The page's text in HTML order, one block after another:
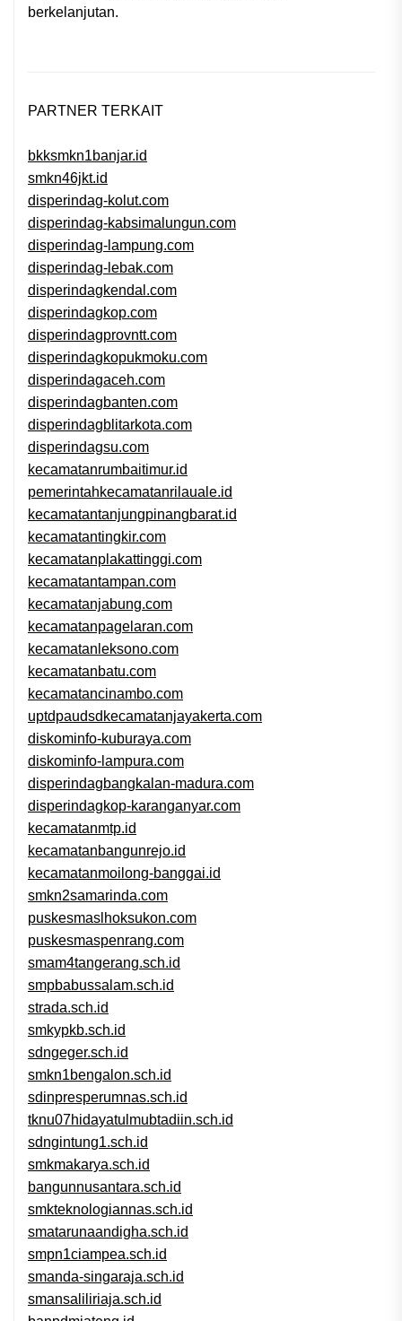
berkelanjutan.
PARTNER TERKAIT
bkksmkn1banjar.id
smkn46jkt.id
disperindag-kolut.com
disperindag-kabsimalungun.com
disperindag-lampung.com
disperindag-lebak.com
disperindagkendal.com
disperindagkop.com
disperindagprovntt.com
disperindagkopukmoku.com
disperindagaceh.com
disperindagbanten.com
disperindagblitarkota.com
disperindagsu.com
kecamatanrumbaitimur.id
pemerintahkecamatanrilauale.id
kecamatantanjungpinangbarat.id
kecamatantingkir.com
kecamatanplakattinggi.com
kecamatantampan.com
kecamatanjabung.com
kecamatanpagelaran.com
kecamatanleksono.com
kecamatanbatu.com
kecamatancinambo.com
uptdpaudsdkecamatanjayakerta.com
diskominfo-kuburaya.com
diskominfo-lampura.com
disperindagbangkalan-madura.com
disperindagkop-karanganyar.com
kecamatanmtp.id
kecamatanbangunrejo.id
kecamatanmoilong-banggai.id
smkn2samarinda.com
puskesmaslhoksukon.com
puskesmaspenrang.com
smam4tangerang.sch.id
smpbabussalam.sch.id
strada.sch.id
smkypkb.sch.id
sdngeger.sch.id
smkn1bengalon.sch.id
sdinpresperumnas.sch.id
tknu07hidayatulmubtadiin.sch.id
sdngintung1.sch.id
smkmakarya.sch.id
bangunnusantara.sch.id
smkteknologiannas.sch.id
smatarunaandigha.sch.id
smpn1ciampea.sch.id
smanda-singaraja.sch.id
smansaliliriaja.sch.id